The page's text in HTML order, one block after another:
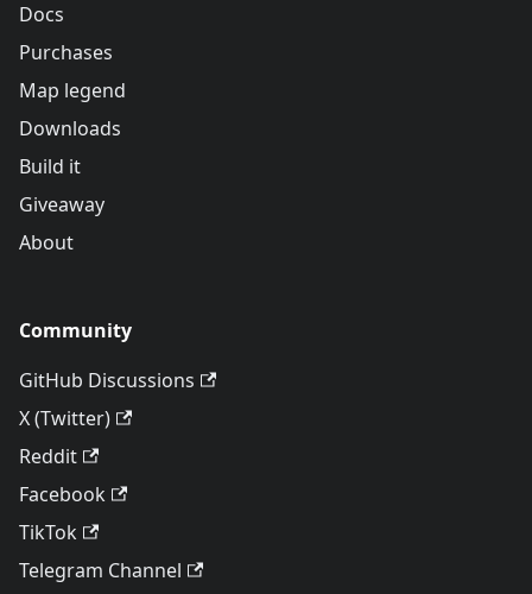
Docs
Purchases
Map legend
Downloads
Build it
Giveaway
About
Community
GitHub Discussions
X (Twitter)
Reddit
Facebook
TikTok
Telegram Channel